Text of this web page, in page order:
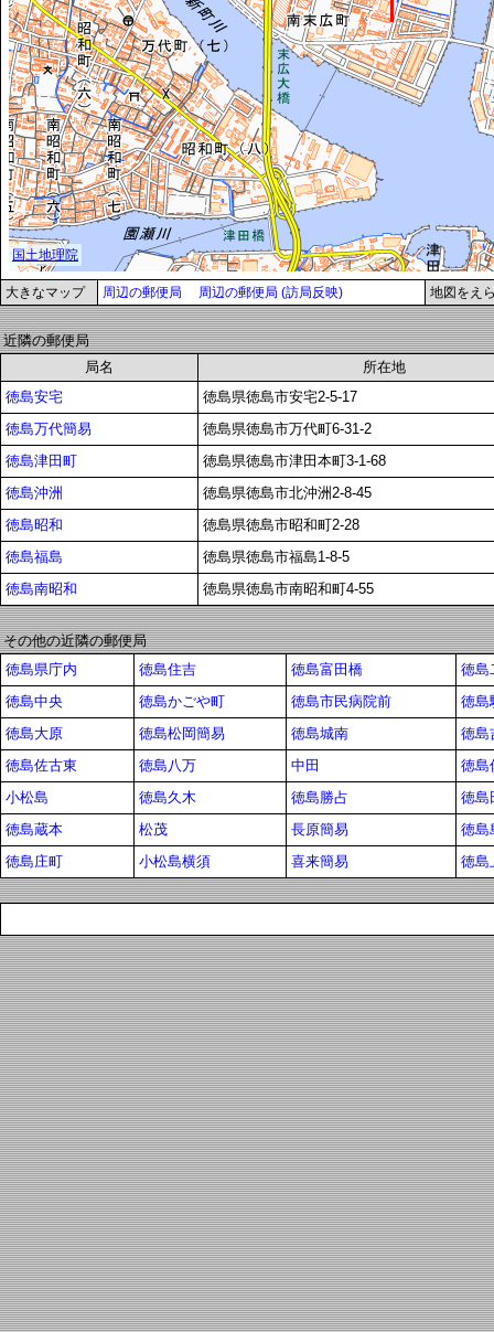
大きなマップ 周辺の郵便局 周辺の郵便局 (訪局反映) 地図をえ
近隣の郵便局
局名
所在地
徳島安宅
徳島県徳島市安宅2-5-17
徳島万代簡易
徳島県徳島市万代町6-31-2
徳島津田町
徳島県徳島市津田本町3-1-68
徳島沖洲
徳島県徳島市北沖洲2-8-45
徳島昭和
徳島県徳島市昭和町2-28
徳島福島
徳島県徳島市福島1-8-5
徳島南昭和
徳島県徳島市南昭和町4-55
その他の近隣の郵便局
徳島県庁内
徳島住吉 徳島富田橋
徳島
徳島中央
徳島かごや町 徳島市民病院前
徳島
徳島大原
徳島松岡簡易 徳島城南
徳島
徳島佐古東
徳島八万 中田
徳島
小松島
徳島久木 徳島勝占
徳島
徳島蔵本
松茂 長原簡易
徳島
徳島庄町
小松島横須 喜来簡易 徳島